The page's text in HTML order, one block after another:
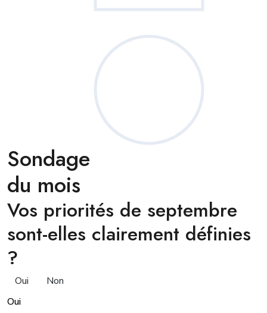
Sondage
du mois
Vos priorités de septembre
sont-elles clairement définies
?
Oui
Non
Oui